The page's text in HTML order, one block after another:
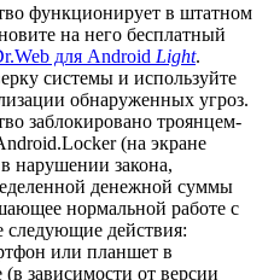
функционирует в штатном
на него бесплатный
для Android Light.
системы и используйте
обнаруженных угроз.
заблокировано троянцем-
(на экране
нарушении закона,
денежной суммы
нормальной работе с
следующие действия:
или планшет в
зависимости от версии